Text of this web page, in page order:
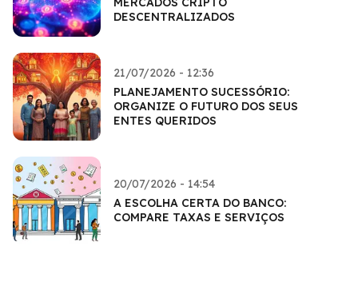
DESCENTRALIZADOS
21/07/2026 - 12:36
PLANEJAMENTO SUCESSÓRIO:
ORGANIZE O FUTURO DOS SEUS
ENTES QUERIDOS
20/07/2026 - 14:54
A ESCOLHA CERTA DO BANCO:
COMPARE TAXAS E SERVIÇOS